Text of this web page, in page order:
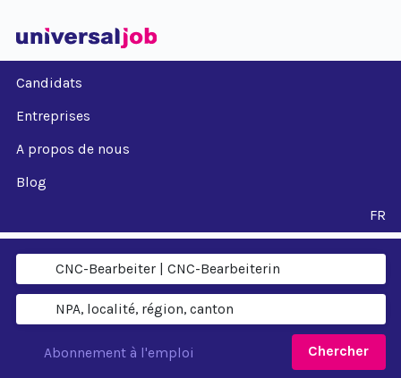
Candidats
Entreprises
A propos de nous
Blog
FR
Chercher
Abonnement à l'emploi